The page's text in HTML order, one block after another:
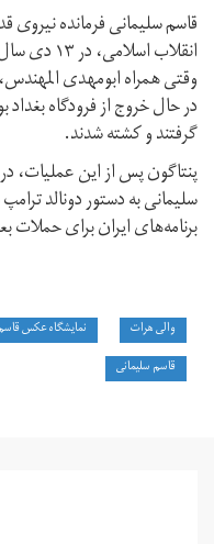
قاسم سلیمانی فرمانده
انقلاب
وقتی همراه ابومهدی
در حال خروج از فرودگاه
گرفتند و کشته شدند.
پنتاگون پس از این عملیات،
سلیمانی به دستور دونالد
برنامه‌های ایران برای
والی هرات نمایشگاه عکس
قاسم سلیمانی